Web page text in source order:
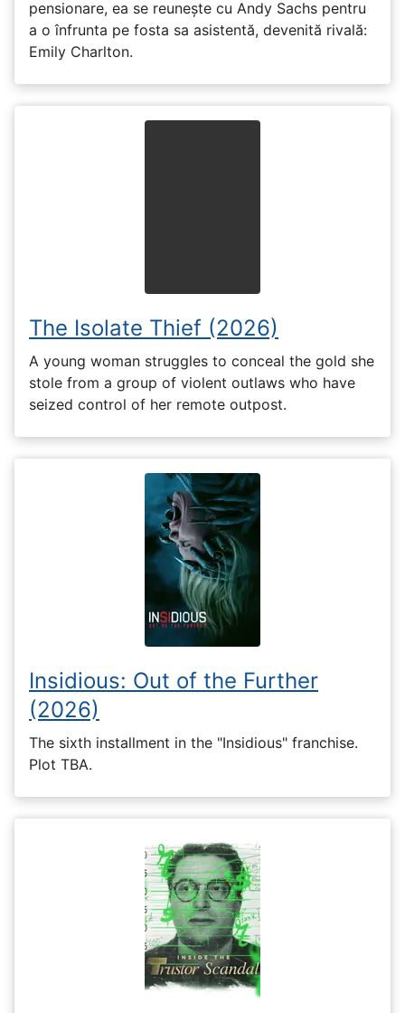
pensionare, ea se reunește cu Andy Sachs pentru
a o înfrunta pe fosta sa asistentă, devenită rivală:
Emily Charlton.
The Isolate Thief (2026)
A young woman struggles to conceal the gold she
stole from a group of violent outlaws who have
seized control of her remote outpost.
Insidious: Out of the Further
(2026)
The sixth installment in the "Insidious" franchise.
Plot TBA.